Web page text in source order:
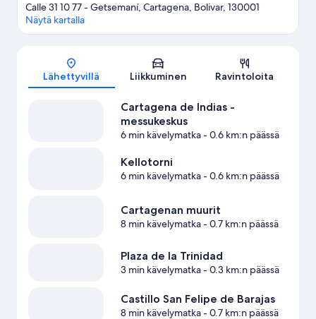
Kartta
Calle 31 10 77 - Getsemaní, Cartagena, Bolivar, 130001
Näytä kartalla
Lähettyvillä Liikkuminen Ravintoloita
Cartagena de Indias -
messukeskus
6 min kävelymatka- 0.6 km:n päässä
Kellotorni
6 min kävelymatka- 0.6 km:n päässä
Cartagenan muurit
8 min kävelymatka- 0.7 km:n päässä
Plaza de la Trinidad
3 min kävelymatka- 0.3 km:n päässä
Castillo San Felipe de Barajas
8 min kävelymatka- 0.7 km:n päässä